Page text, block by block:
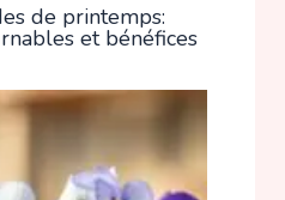
de printemps:
et bénéfices